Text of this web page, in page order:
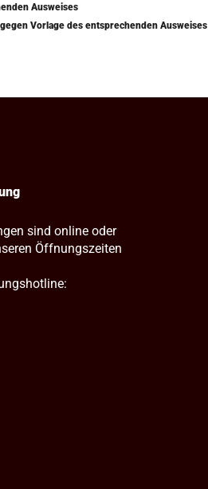
Ausweises
Vorlage des entsprechenden Ausweises
sind online oder
Öffnungszeiten